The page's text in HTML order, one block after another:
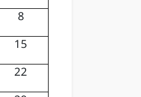
8
15
22